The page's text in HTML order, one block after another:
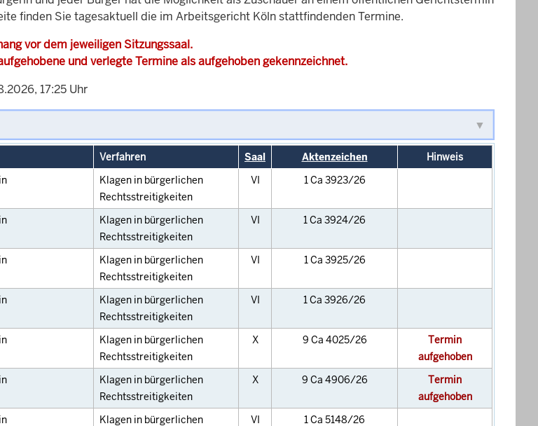
finden Sie tagesaktuell die im Arbeitsgericht Köln stattfindenden Termine.
vor dem jeweiligen Sitzungssaal.
und verlegte Termine als aufgehoben gekennzeichnet.
17:25 Uhr
Verfahren Saal Aktenzeichen
Hinweis
Klagen in bürgerlichen
Rechtsstreitigkeiten
VI 1 Ca 3923/26
Klagen in bürgerlichen
Rechtsstreitigkeiten
VI 1 Ca 3924/26
Klagen in bürgerlichen
Rechtsstreitigkeiten
VI 1 Ca 3925/26
Klagen in bürgerlichen
Rechtsstreitigkeiten
VI 1 Ca 3926/26
Klagen in bürgerlichen
Rechtsstreitigkeiten
X 9 Ca 4025/26
Termin
aufgehoben
Klagen in bürgerlichen
Rechtsstreitigkeiten
X 9 Ca 4906/26
Termin
aufgehoben
Klagen in bürgerlichen
VI 1 Ca 5148/26